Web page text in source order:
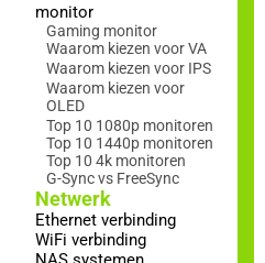
monitor
Gaming monitor
Waarom kiezen voor VA
Waarom kiezen voor IPS
Waarom kiezen voor
OLED
Top 10 1080p monitoren
Top 10 1440p monitoren
Top 10 4k monitoren
G-Sync vs FreeSync
Netwerk
Ethernet verbinding
WiFi verbinding